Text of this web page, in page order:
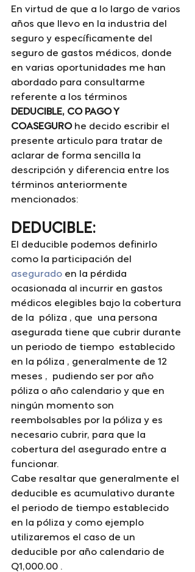
En virtud de que a lo largo de varios
años que llevo en la industria del
seguro y específicamente del
seguro de gastos médicos, donde
en varias oportunidades me han
abordado para consultarme
referente a los términos
DEDUCIBLE, CO PAGO Y
COASEGURO he decido escribir el
presente articulo para tratar de
aclarar de forma sencilla la
descripción y diferencia entre los
términos anteriormente
mencionados:
DEDUCIBLE:
El deducible podemos definirlo
como la participación del
asegurado en la pérdida
ocasionada al incurrir en gastos
médicos elegibles bajo la cobertura
de la  póliza , que
una persona
asegurada tiene que cubrir durante
un periodo de tiempo  establecido
en la póliza , generalmente de 12
meses ,  pudiendo ser por año
póliza o año calendario y que en
ningún momento son
reembolsables por la póliza y es
necesario cubrir, para que la
cobertura del asegurado entre a
funcionar.
Cabe resaltar que generalmente el
deducible es acumulativo durante
el periodo de tiempo establecido
en la póliza y como ejemplo
utilizaremos el caso de un
deducible por año calendario de
Q1,000.00 .